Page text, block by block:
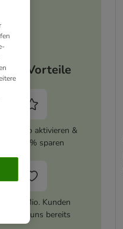
Vorteile
Abo aktivieren &
immer 5% sparen
10 Mio. Kunden
uns bereits